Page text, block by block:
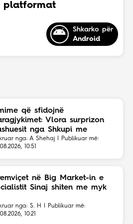
platformat
Shkarko për
Android
që sfidojnë
Vlora surprizon
nga Shkupi me
ekonomike
nga: A Shehaj | Publikuar më:
10:51
në Big Market-in e
Sinaj shiten me myk
nga: S. H | Publikuar më:
10:21